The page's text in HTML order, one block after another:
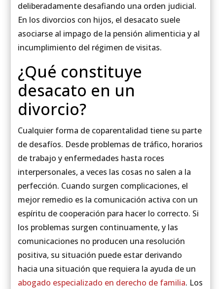
deliberadamente desafiando una orden judicial.
En los divorcios con hijos, el desacato suele
asociarse al impago de la pensión alimenticia y al
incumplimiento del régimen de visitas.
¿Qué constituye
desacato en un
divorcio?
Cualquier forma de coparentalidad tiene su parte
de desafíos. Desde problemas de tráfico, horarios
de trabajo y enfermedades hasta roces
interpersonales, a veces las cosas no salen a la
perfección. Cuando surgen complicaciones, el
mejor remedio es la comunicación activa con un
espíritu de cooperación para hacer lo correcto. Si
los problemas surgen continuamente, y las
comunicaciones no producen una resolución
positiva, su situación puede estar derivando
hacia una situación que requiera la ayuda de un
abogado especializado en derecho de familia. Los